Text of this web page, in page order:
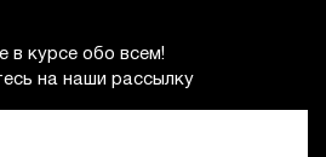
в курсе обо всем!
на наши рассылку